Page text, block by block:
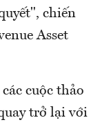
chiến
Asset
cuộc thảo
trở lại với